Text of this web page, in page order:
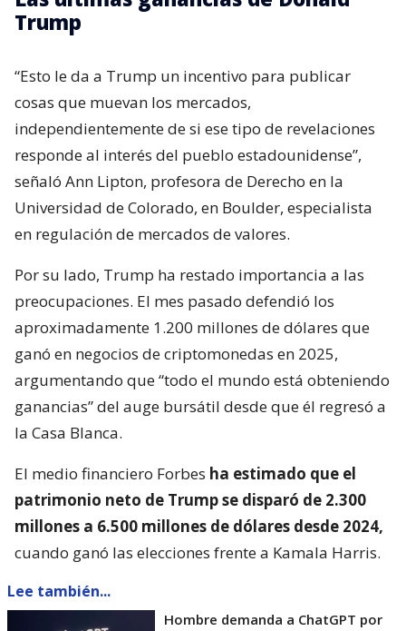
Trump
“Esto le da a Trump un incentivo para publicar
cosas que muevan los mercados,
independientemente de si ese tipo de revelaciones
responde al interés del pueblo estadounidense”,
señaló Ann Lipton, profesora de Derecho en la
Universidad de Colorado, en Boulder, especialista
en regulación de mercados de valores.
Por su lado, Trump ha restado importancia a las
preocupaciones. El mes pasado defendió los
aproximadamente 1.200 millones de dólares que
ganó en negocios de criptomonedas en 2025,
argumentando que “todo el mundo está obteniendo
ganancias” del auge bursátil desde que él regresó a
la Casa Blanca.
El medio financiero Forbes ha estimado que el
patrimonio neto de Trump se disparó de 2.300
millones a 6.500 millones de dólares desde 2024,
cuando ganó las elecciones frente a Kamala Harris.
Lee también...
Hombre demanda a ChatGPT por